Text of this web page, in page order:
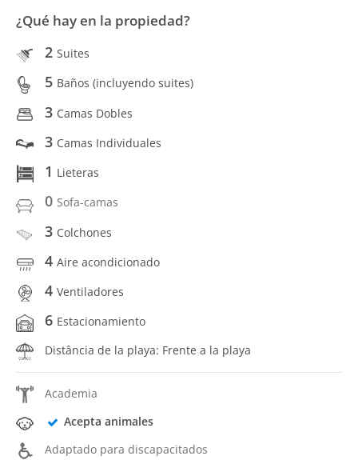
¿Qué hay en la propiedad?
2 Suites
5 Baños (incluyendo suites)
3 Camas Dobles
3 Camas Individuales
1 Lieteras
0 Sofa-camas
3 Colchones
4 Aire acondicionado
4 Ventiladores
6 Estacionamiento
Distância de la playa: Frente a la playa
Academia
Acepta animales
Adaptado para discapacitados